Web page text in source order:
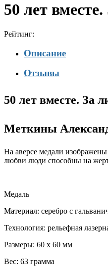
50 лет
Рейтинг:
Описание
Отзывы
50 лет вместе. За
Меткины
На аверсе медали
любви люди способны на
Медаль
Материал: серебро с
Технология: рельефная
Размеры: 60 х 60 мм
Вес: 63 грамма